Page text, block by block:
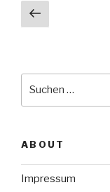
Seite
ABOUT
Impressum